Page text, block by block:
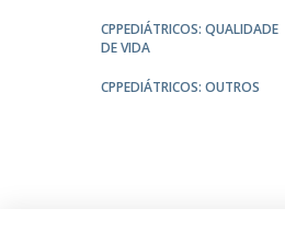
CPPEDIÁTRICOS: QUALIDADE
DE VIDA
CPPEDIÁTRICOS: OUTROS